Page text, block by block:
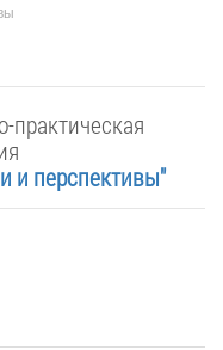
практическая
и перспективы"